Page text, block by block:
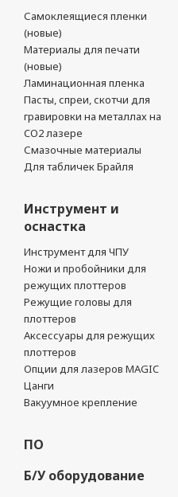
Самоклеящиеся пленки
(новые)
Материалы для печати
(новые)
Ламинационная пленка
Пасты, спреи, скотчи для
гравировки на металлах на
CO2 лазере
Смазочные материалы
Для табличек Брайля
Инструмент и
оснастка
Инструмент для ЧПУ
Ножи и пробойники для
режущих плоттеров
Режущие головы для
плоттеров
Аксессуары для режущих
плоттеров
Опции для лазеров MAGIC
Цанги
Вакуумное крепление
ПО
Б/У оборудование